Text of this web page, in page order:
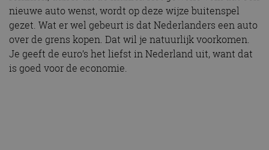
nieuwe auto wenst, wordt op deze wijze buitenspel
gezet. Wat er wel gebeurt is dat Nederlanders een auto
over de grens kopen. Dat wil je natuurlijk voorkomen.
Je geeft de euro’s het liefst in Nederland uit, want dat
is goed voor de economie.